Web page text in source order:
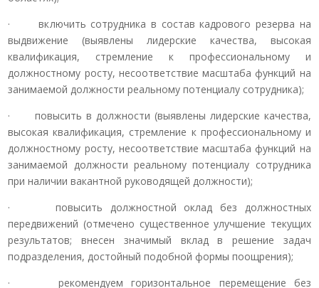
· включить сотрудника в состав кадрового резерва на
выдвижение (выявлены лидерские качества, высокая
квалификация, стремление к профессиональному и
должностному росту, несоответствие масштаба функций на
занимаемой должности реальному потенциалу сотрудника);
· повысить в должности (выявлены лидерские качества,
высокая квалификация, стремление к профессиональному и
должностному росту, несоответствие масштаба функций на
занимаемой должности реальному потенциалу сотрудника
при наличии вакантной руководящей должности);
· повысить должностной оклад без должностных
передвижений (отмечено существенное улучшение текущих
результатов; внесен значимый вклад в решение задач
подразделения, достойный подобной формы поощрения);
· рекомендуем горизонтальное перемещение без